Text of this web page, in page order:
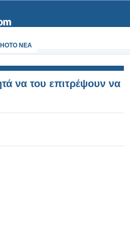
NEA
να του επιτρέψουν να